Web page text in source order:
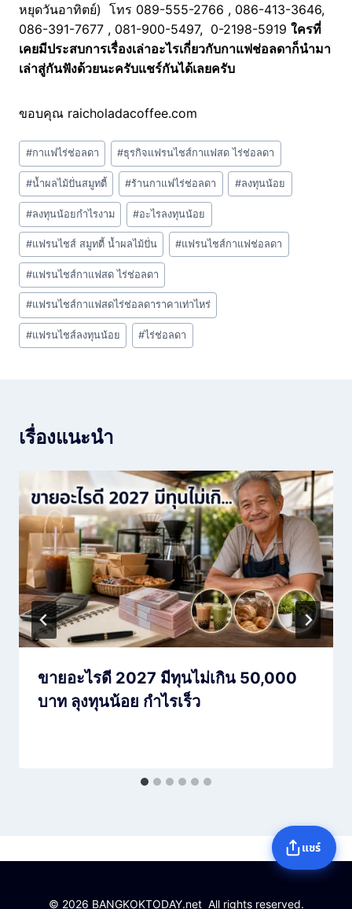
หยุดวันอาทิตย์) โทร 089-555-2766 , 086-413-3646,
086-391-7677 , 081-900-5497, 0-2198-5919 ใครที่
เคยมีประสบการเรื่องเล่าอะไรเกี่ยวกับกาแฟช่อลดาก็นำมา
เล่าสู่กันฟังด้วยนะครับแชร์กันได้เลยครับ
ขอบคุณ raicholadacoffee.com
Post
Tags:
#กาแฟไร่ช่อลดา #ธุรกิจแฟรนไชส์กาแฟสด ไร่ช่อลดา
#น้ำผลไม้ปั่นสมูทตี้ #ร้านกาแฟไร่ช่อลดา #ลงทุนน้อย
#ลงทุนน้อยกำไรงาม #อะไรลงทุนน้อย
#แฟรนไชส์ สมูทตี้ น้ำผลไม้ปั่น #แฟรนไชส์กาแฟช่อลดา
#แฟรนไชส์กาแฟสด ไร่ช่อลดา
#แฟรนไชส์กาแฟสดไร่ช่อลดาราคาเท่าไหร่
#แฟรนไชส์ลงทุนน้อย #ไร่ช่อลดา
เรื่องแนะนำ
ขายอะไรดี 2027 มีทุนไม่เกิน 50,000
บาท ลุงทุนน้อย กำไรเร็ว
© 2026 BANGKOKTODAY.net All rights reserved.
แชร์